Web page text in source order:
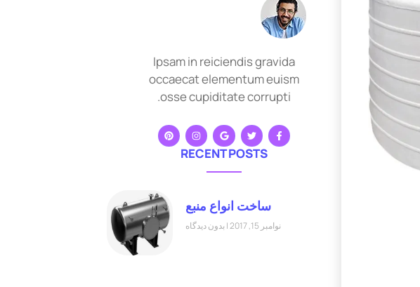
Ipsam in reiciendis gravida
occaecat elementum euism
osse cupiditate corrupti.
RECENT POSTS
ساخت انواع منبع
نوامبر 15, 2017 بدون دیدگاه